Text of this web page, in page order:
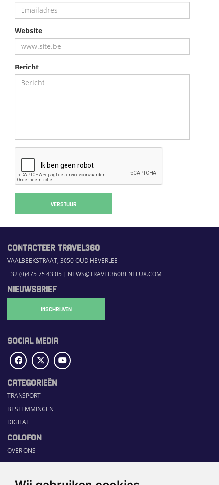
Website
Bericht
VERSTUUR
CONTACTEER TRAVEL360
VAALBEEKSTRAAT, 3050 OUD HEVERLEE
+32 (0)475 75 43 05 | NEWS@TRAVEL360BENELUX.COM
NIEUWSBRIEF
INSCHRIJVEN
SOCIAL MEDIA
CATEGORIEËN
TRANSPORT
BESTEMMINGEN
DIGITAL
COLOFON
OVER ONS
COMMUNICATION PLATFORM